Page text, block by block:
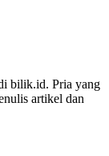
bilik.id. Pria yang
artikel dan